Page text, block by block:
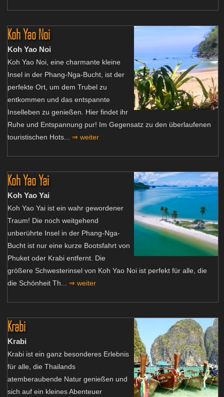
Koh Yao Noi
Koh Yao Noi
Koh Yao Noi, eine charmante kleine
Insel in der Phang-Nga-Bucht, ist der
perfekte Ort, um dem Trubel zu
entkommen und das entspannte
Inselleben zu genießen. Hier findet ihr
Ruhe und Entspannung pur! Im Gegensatz zu den überlaufenen
touristischen Hots... ⇒ weiter
Koh Yao Yai
Koh Yao Yai
Koh Yao Yai ist ein wahr gewordener
Traum! Die noch weitgehend
unberührte Insel in der Phang-Nga-
Bucht ist nur eine kurze Bootsfahrt von
Phuket oder Krabi entfernt. Die
größere Schwesterinsel von Koh Yao Noi ist perfekt für alle, die
die Schönheit Th... ⇒ weiter
Krabi
Krabi
Krabi ist ein ganz besonderes Erlebnis
für alle, die Thailands
atemberaubende Natur genießen und
sich auf ein kleines Abenteuer